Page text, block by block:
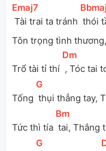
[Emaj7
Tài trai ta tránh
[
thói
Tôn trọng tình
Trổ tài tỉ thí
[Dm
, Tóc tai
Tống
[
G
thụi thẳng tay,
Tức thì tía
[Bm
tai, Thắng
[
G [